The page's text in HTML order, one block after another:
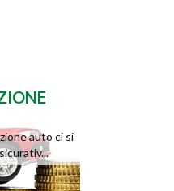
auto ci si